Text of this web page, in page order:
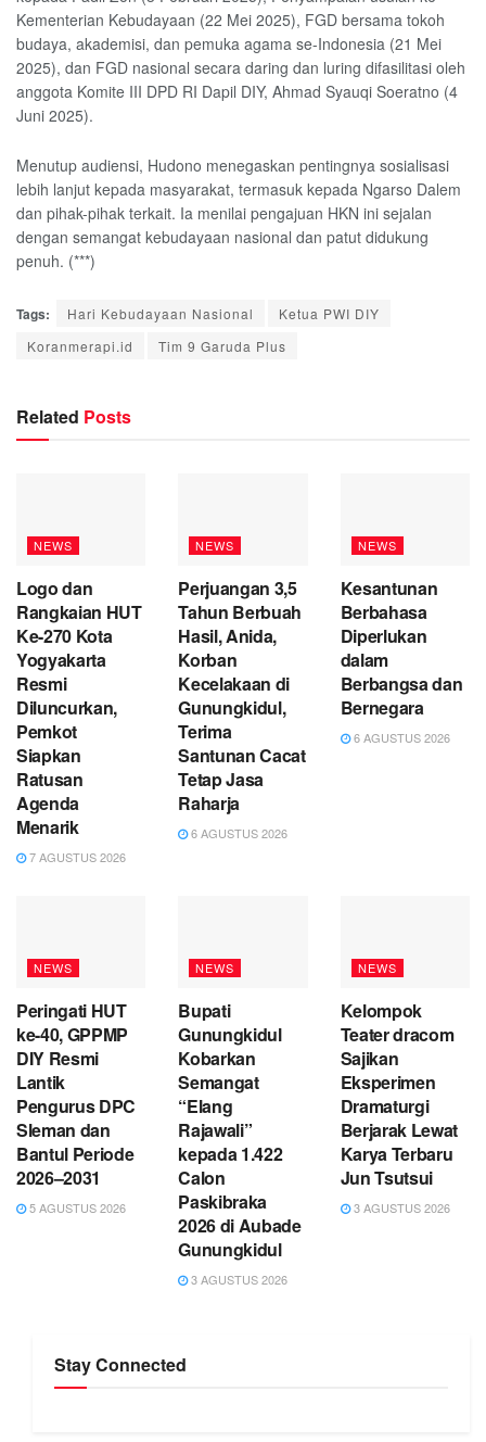
Kementerian Kebudayaan (22 Mei 2025), FGD bersama tokoh
budaya, akademisi, dan pemuka agama se-Indonesia (21 Mei
2025), dan FGD nasional secara daring dan luring difasilitasi oleh
anggota Komite III DPD RI Dapil DIY, Ahmad Syauqi Soeratno (4
Juni 2025).
Menutup audiensi, Hudono menegaskan pentingnya sosialisasi
lebih lanjut kepada masyarakat, termasuk kepada Ngarso Dalem
dan pihak-pihak terkait. Ia menilai pengajuan HKN ini sejalan
dengan semangat kebudayaan nasional dan patut didukung
penuh. (***)
Tags: Hari Kebudayaan Nasional
Ketua PWI DIY
Koranmerapi.id
Tim 9 Garuda Plus
Related Posts
NEWS
Logo dan
Rangkaian HUT
Ke-270 Kota
Yogyakarta
Resmi
Diluncurkan,
Pemkot
Siapkan
Ratusan
Agenda
Menarik
7 AGUSTUS 2026
NEWS
Perjuangan 3,5
Tahun Berbuah
Hasil, Anida,
Korban
Kecelakaan di
Gunungkidul,
Terima
Santunan Cacat
Tetap Jasa
Raharja
6 AGUSTUS 2026
NEWS
Kesantunan
Berbahasa
Diperlukan
dalam
Berbangsa dan
Bernegara
6 AGUSTUS 2026
NEWS
Peringati HUT
ke-40, GPPMP
DIY Resmi
Lantik
Pengurus DPC
Sleman dan
Bantul Periode
2026–2031
5 AGUSTUS 2026
NEWS
Bupati
Gunungkidul
Kobarkan
Semangat
“Elang
Rajawali”
kepada 1.422
Calon
Paskibraka
2026 di Aubade
Gunungkidul
3 AGUSTUS 2026
NEWS
Kelompok
Teater dracom
Sajikan
Eksperimen
Dramaturgi
Berjarak Lewat
Karya Terbaru
Jun Tsutsui
3 AGUSTUS 2026
Stay Connected